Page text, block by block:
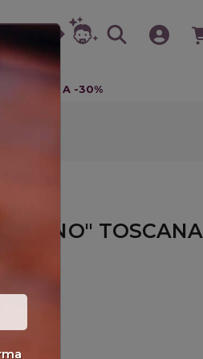
TUTTO A -30%
TOSCANA